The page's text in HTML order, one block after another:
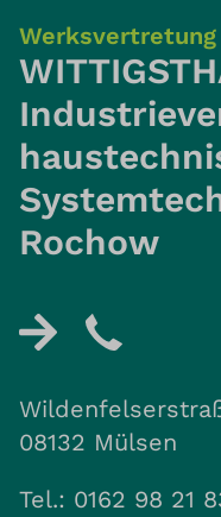
Werksvertretung
Rochow
08132 Mülsen
Tel.: 0162 98 21